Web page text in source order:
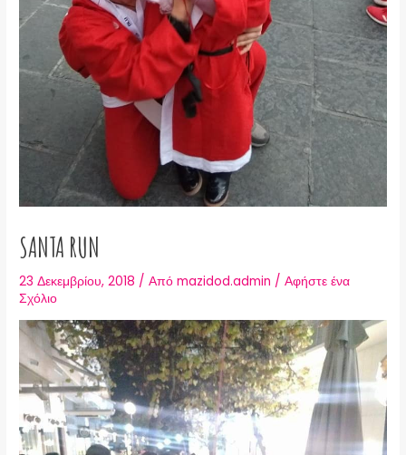
SANTA RUN
23 Δεκεμβρίου, 2018 / Απόmazidod.admin /Αφήστε ένα
Σχόλιο